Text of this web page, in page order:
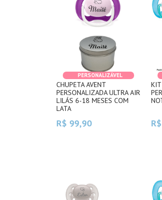
PERSONALIZÁVEL
CHUPETA AVENT
PERSONALIZADA ULTRA AIR
LILÁS 6-18 MESES COM
LATA
R$ 99,90